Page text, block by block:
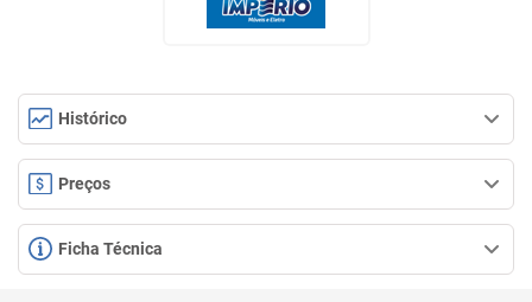
Histórico
Preços
Ficha Técnica